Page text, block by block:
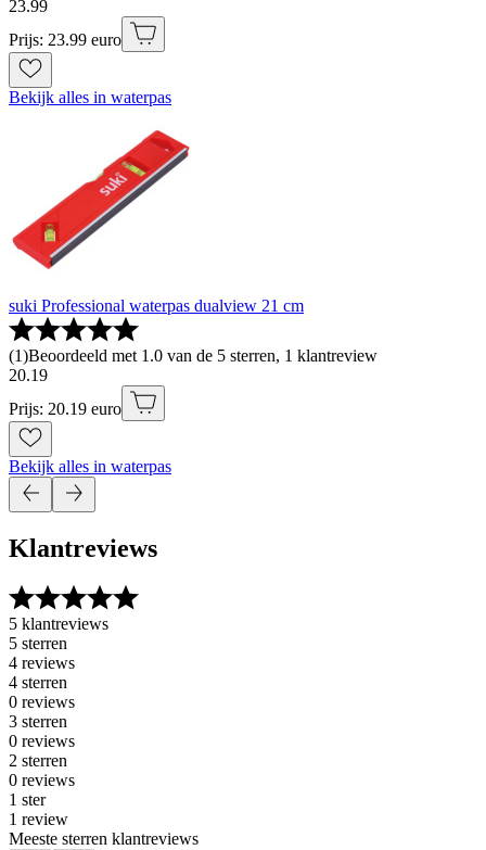
23.99
Prijs: 23.99 euro
Bekijk alles in waterpas
suki Professional waterpas dualview 21 cm
(1)Beoordeeld met 1.0 van de 5 sterren, 1 klantreview
20.19
Prijs: 20.19 euro
Bekijk alles in waterpas
Klantreviews
5 klantreviews
5 sterren
4 reviews
4 sterren
0 reviews
3 sterren
0 reviews
2 sterren
0 reviews
1 ster
1 review
Meeste sterren klantreviews